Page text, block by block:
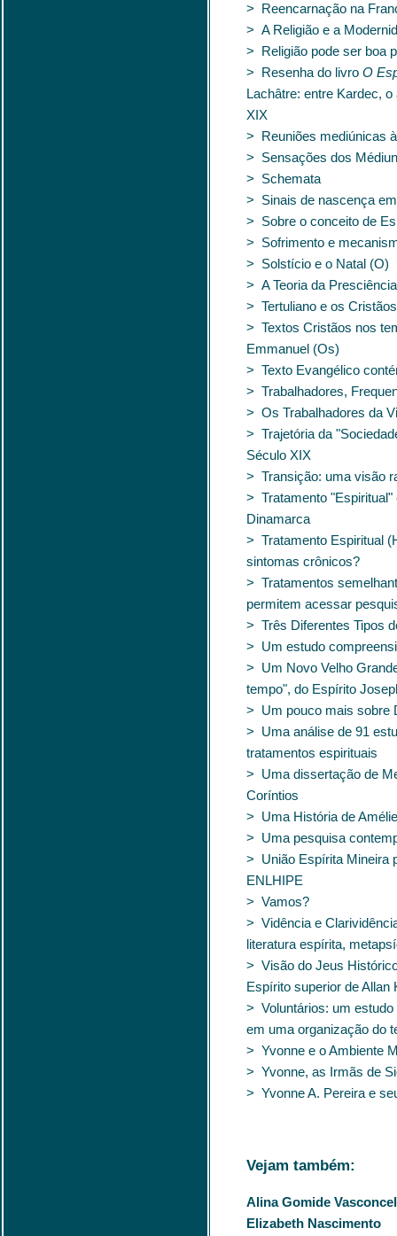
> Reencarnação na
> A Religião e a
> Religião pode ser boa
> Resenha do livro O
Lachâtre: entre Kardec,
XIX
> Reuniões mediúnicas
> Sensações dos
> Schemata
> Sinais de nascença
> Sobre o conceito de
> Sofrimento e
> Solstício e o Natal (O)
> A Teoria da
> Tertuliano e os
> Textos Cristãos nos
Emmanuel (Os)
> Texto Evangélico
> Trabalhadores,
> Os Trabalhadores da
> Trajetória da
Século XIX
> Transição: uma visão
> Tratamento
Dinamarca
> Tratamento Espiritual
sintomas crônicos?
> Tratamentos
permitem acessar
> Três Diferentes Tipos
> Um estudo
> Um Novo Velho
tempo", do Espírito
> Um pouco mais sobre
> Uma análise de 91
tratamentos espirituais
> Uma dissertação de
Coríntios
> Uma História de
> Uma pesquisa
> União Espírita Mineira
ENLHIPE
> Vamos?
> Vidência e
literatura espírita,
> Visão do Jeus
Espírito superior de Allan
> Voluntários: um
em uma organização do
> Yvonne e o Ambiente
> Yvonne, as Irmãs de
> Yvonne A. Pereira e
Vejam também:
Alina Gomide
Elizabeth Nascimento